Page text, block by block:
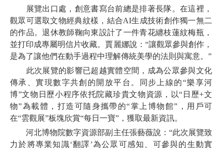
展覽出口處，創意書寫台前總是排著長隊。在這裡，
觀眾可選取文物經典紋樣，結合AI生成技術創作獨一無二
的作品。退休教師鞠向東設計了一件青花纏枝蓮紋梅瓶，
並打印成專屬明信片收藏。賈麗娜說：“讓觀眾參與創作，
是為了讓他們在動手過程中理解傳統美學的法則與寓意。”
此次展覽的影響已超越實體空間，成為公眾參與文化
傳承、實現數字共創的開放平台。同步上線的“樂享河
博”文物日歷小程序依托院藏珍貴文物資源，以“日歷+文
物”為載體，打造可隨身攜帶的“掌上博物館”，用戶可
在“雲觀展”板塊欣賞“每日一寶”，獲取最新資訊。
河北博物院數字資源部副主任張藝薇說：“此次展覽致
力於將專業知識‘翻譯’為公眾可感知、可參與的生動實